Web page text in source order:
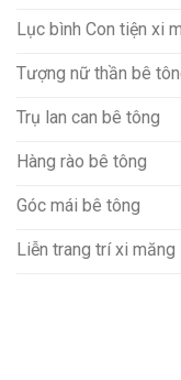
Lục bình Con tiện xi
Tượng nữ thần bê
Trụ lan can bê tông
Hàng rào bê tông
Góc mái bê tông
Liễn trang trí xi măng